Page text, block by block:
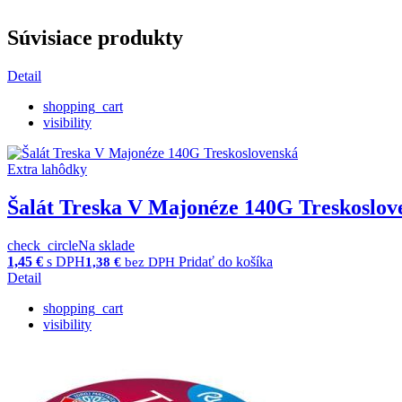
Súvisiace produkty
Detail
shopping_cart
visibility
Extra lahôdky
Šalát Treska V Majonéze 140G
check_circleNa sklade
1,45 € s DPH1,38 € bez DPH Pridať do košíka
Detail
shopping_cart
visibility